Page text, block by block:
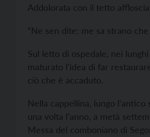
Addolorata con il tetto
“Ne sen dite: me sa strano
Sul letto di ospedale, nei
maturato l’idea di far
ciò che è accaduto.
Nella cappellina, lungo
una volta l’anno, a metà
Messa del comboniano di